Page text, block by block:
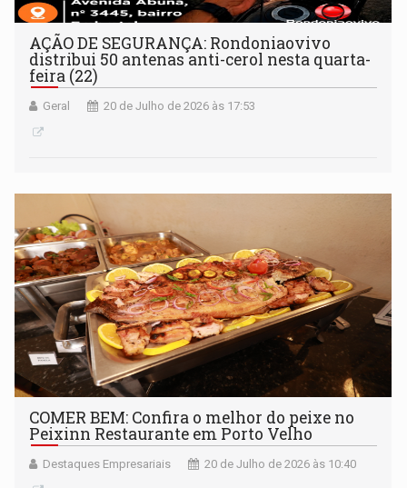
AÇÃO DE SEGURANÇA: Rondoniaovivo
distribui 50 antenas anti-cerol nesta quarta-
feira (22)
Geral 20 de Julho de 2026 às 17:53
COMER BEM: Confira o melhor do peixe no
Peixinn Restaurante em Porto Velho
Destaques Empresariais 20 de Julho de 2026 às 10:40